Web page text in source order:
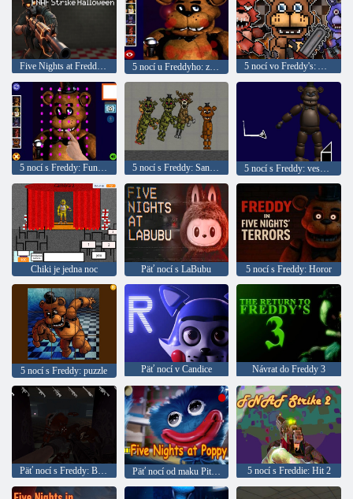
Five Nights at Freddy's: Halloween Bash 5 nocí u Freddyho: zranená tvár 5 nocí vo Freddy's: Animatronics Battle
5 nocí s Freddy: Funny Face 5 nocí s Freddy: Sandbox 5 nocí s Freddy: vesmírne vlny
Chiki je jedna noc Päť nocí s LaBubu 5 nocí s Freddy: Horor
5 nocí s Freddy: puzzle Päť nocí v Candice Návrat do Freddy 3
Päť nocí s Freddy: Blow 2 Päť nocí od maku Piteim 5 nocí s Freddie: Hit 2